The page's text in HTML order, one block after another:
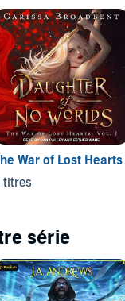
War of Lost Hearts
titres
série